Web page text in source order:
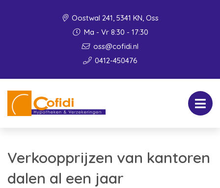
Oostwal 241, 5341 KN, Oss
Ma - Vr 8:30 - 17:30
oss@cofidi.nl
0412-450476
Verkoopprijzen van kantoren
dalen al een jaar